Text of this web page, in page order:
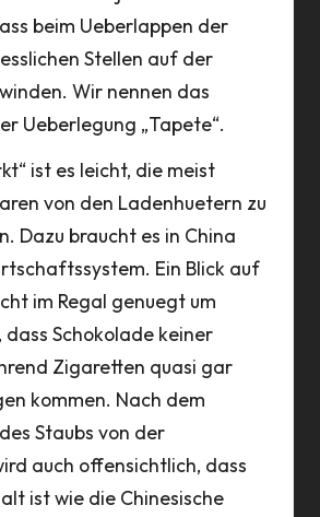
beim Ueberlappen der
Stellen auf der
Wir nennen das
Ueberlegung „Tapete“.
ist es leicht, die meist
von den Ladenhuetern zu
Dazu braucht es in China
Ein Blick auf
im Regal genuegt um
Schokolade keiner
Zigaretten quasi gar
kommen. Nach dem
Staubs von der
auch offensichtlich, dass
ist wie die Chinesische